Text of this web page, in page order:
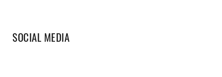
SOCIAL MEDIA